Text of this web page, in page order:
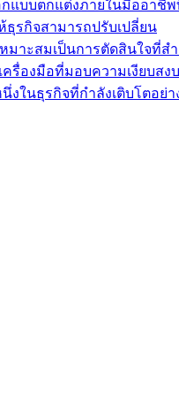
กแบบตกแต่งภายในมืออาชี
ห้ธุรกิจสามารถปรับเปลี่ยน
หมาะสมเป็นการตัดสินใจที่ส
ครื่องมือที่มอบความเงียบสงบ
ในธุรกิจที่กำลังเติบโตอย่า